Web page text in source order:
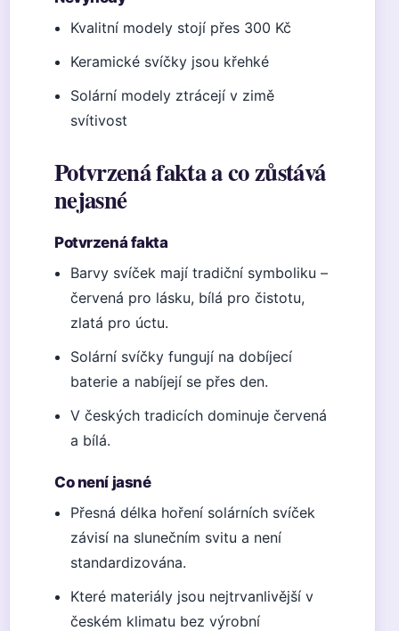
Kvalitní modely stojí přes 300 Kč
Keramické svíčky jsou křehké
Solární modely ztrácejí v zimě
svítivost
Potvrzená fakta a co zůstává
nejasné
Potvrzená fakta
Barvy svíček mají tradiční symboliku –
červená pro lásku, bílá pro čistotu,
zlatá pro úctu.
Solární svíčky fungují na dobíjecí
baterie a nabíjejí se přes den.
V českých tradicích dominuje červená
a bílá.
Co není jasné
Přesná délka hoření solárních svíček
závisí na slunečním svitu a není
standardizována.
Které materiály jsou nejtrvanlivější v
českém klimatu bez výrobní